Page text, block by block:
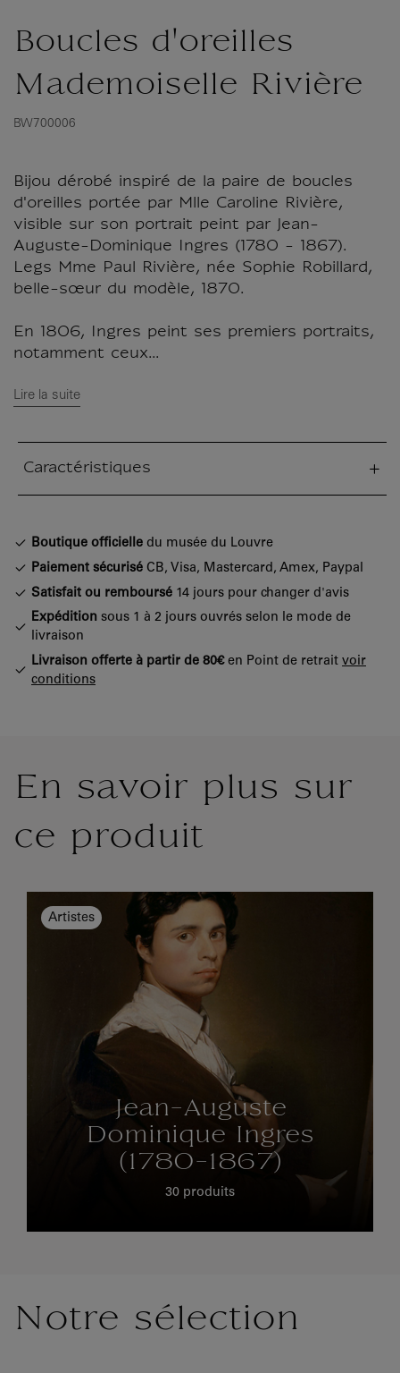
Boucles d'oreilles
Mademoiselle Rivière
BW700006
Bijou dérobé inspiré de la paire de boucles
d'oreilles portée par Mlle Caroline Rivière,
visible sur son portrait peint par Jean-
Auguste-Dominique Ingres (1780 - 1867).
Legs Mme Paul Rivière, née Sophie Robillard,
belle-sœur du modèle, 1870.
En 1806, Ingres peint ses premiers portraits,
notamment ceux...
Lire la suite
Caractéristiques
Boutique officielle du musée du Louvre
Paiement sécurisé CB, Visa, Mastercard, Amex, Paypal
Satisfait ou remboursé 14 jours pour changer d'avis
Expédition sous 1 à 2 jours ouvrés selon le mode de
livraison
Livraison offerte à partir de 80€en Point de retrait voir
conditions
Notre sélection
En savoir plus sur
ce produit
Artistes
Jean-Auguste
Dominique Ingres
(1780-1867)
30 produits